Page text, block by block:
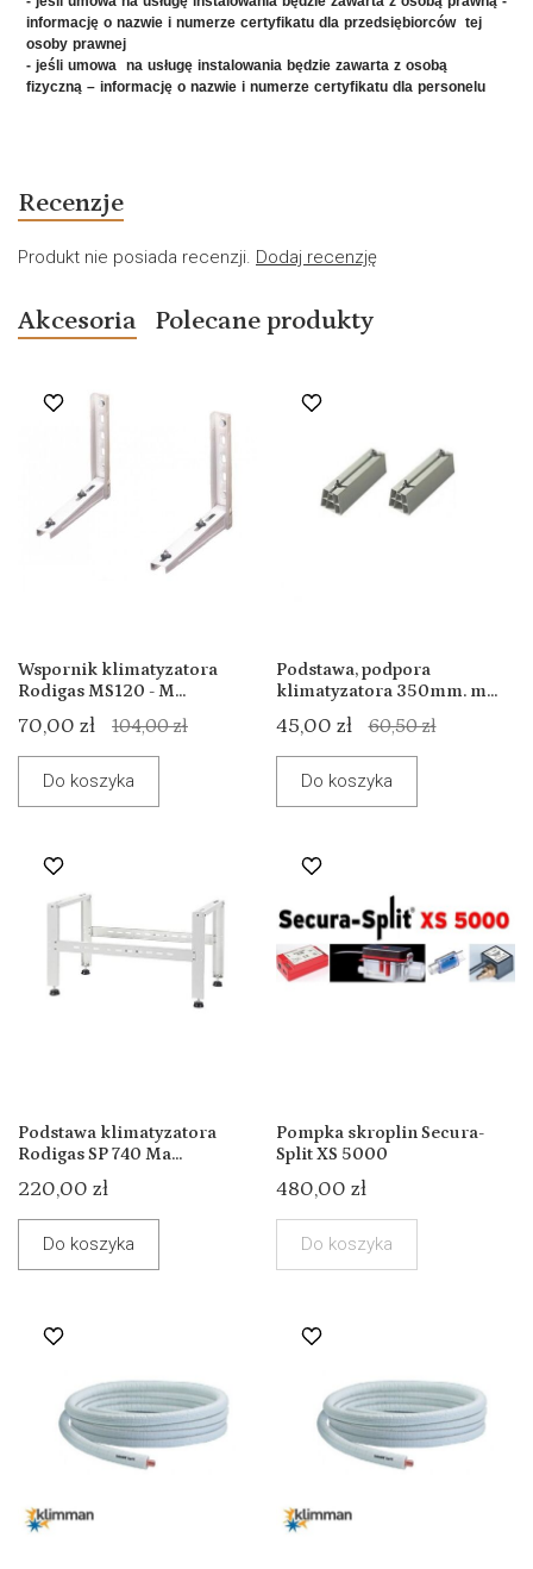
informację o nazwie i numerze certyfikatu dla przedsiębiorców tej
osoby prawnej
- jeśli umowa na usługę instalowania będzie zawarta z osobą
fizyczną – informację o nazwie i numerze certyfikatu dla personelu
Recenzje
Produkt nie posiada recenzji. Dodaj recenzję
Akcesoria Polecane produkty
Wspornik klimatyzatora
Rodigas MS120 - M...
70,00 zł 104,00 zł
Do koszyka
Podstawa, podpora
klimatyzatora 350mm. m...
45,00 zł 60,50 zł
Do koszyka
Podstawa klimatyzatora
Rodigas SP 740 Ma...
220,00 zł
Do koszyka
Pompka skroplin Secura-
Split XS 5000
480,00 zł
Do koszyka